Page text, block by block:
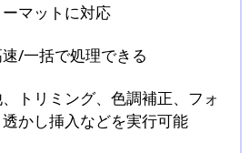
マットに対応
/一括で処理できる
トリミング、色調補正、フォ
かし挿入などを実行可能